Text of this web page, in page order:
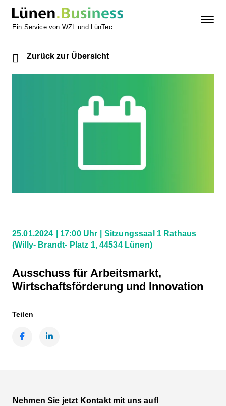
Ein Service von WZL und LünTec
Zurück zur Übersicht
25.01.2024 17:00 Uhr
Sitzungssaal 1 Rathaus
(Willy- Brandt- Platz 1, 44534 Lünen)
Ausschuss für Arbeitsmarkt,
Wirtschaftsförderung und Innovation
Teilen
Nehmen Sie jetzt Kontakt mit uns auf!